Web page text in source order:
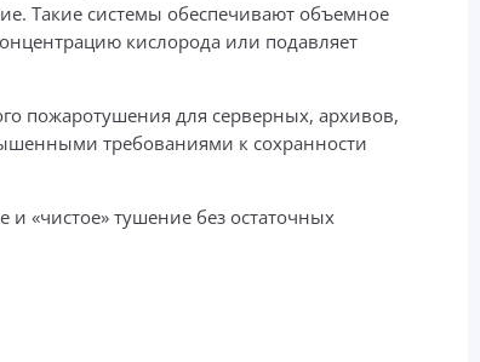
Такие системы обеспечивают объемное
кислорода или подавляет
пожаротушения для серверных, архивов,
требованиями к сохранности
«чистое» тушение без остаточных